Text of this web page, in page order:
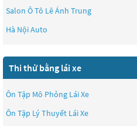
Salon Ô Tô Lê Ánh Trung
Hà Nội Auto
Thi thử bằng lái xe
Ôn Tập Mô Phỏng Lái Xe
Ôn Tập Lý Thuyết Lái Xe